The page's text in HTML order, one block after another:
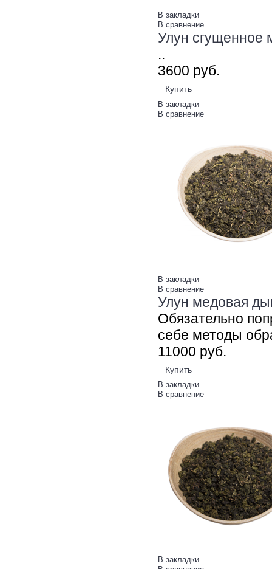
В закладки
В сравнение
Улун сгущенное
..
3600 руб.
Купить
В закладки
В сравнение
В закладки
В сравнение
Улун медовая
Обязательно
себе методы
11000 руб.
Купить
В закладки
В сравнение
В закладки